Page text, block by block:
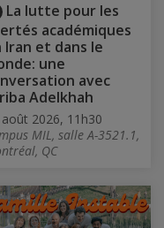
La lutte pour les
académiques
Iran et dans le
une
avec
Adelkhah
2026, 11h30
MIL, salle A-3521.1,
QC